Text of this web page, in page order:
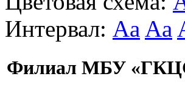
Интервал: Aa Aa
Филиал МБУ